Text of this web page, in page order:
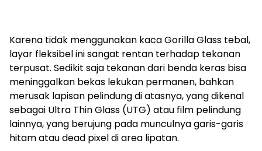
Karena tidak menggunakan kaca Gorilla Glass tebal,
layar fleksibel ini sangat rentan terhadap tekanan
terpusat. Sedikit saja tekanan dari benda keras bisa
meninggalkan bekas lekukan permanen, bahkan
merusak lapisan pelindung di atasnya, yang dikenal
sebagai Ultra Thin Glass (UTG) atau film pelindung
lainnya, yang berujung pada munculnya garis-garis
hitam atau dead pixel di area lipatan.